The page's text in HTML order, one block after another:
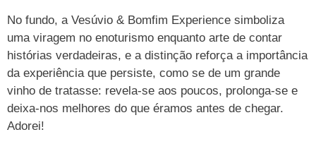
No fundo, a Vesúvio & Bomfim Experience simboliza
uma viragem no enoturismo enquanto arte de contar
histórias verdadeiras, e a distinção reforça a importância
da experiência que persiste, como se de um grande
vinho de tratasse: revela-se aos poucos, prolonga-se e
deixa-nos melhores do que éramos antes de chegar.
Adorei!